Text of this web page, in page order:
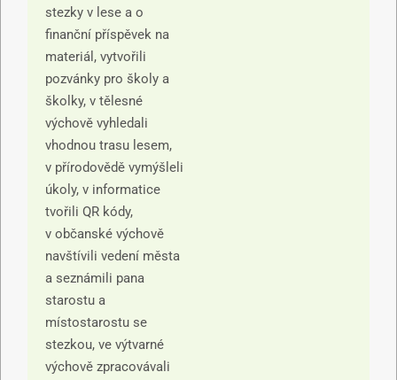
stezky v lese a o
finanční příspěvek na
materiál, vytvořili
pozvánky pro školy a
školky, v tělesné
výchově vyhledali
vhodnou trasu lesem,
v přírodovědě vymýšleli
úkoly, v informatice
tvořili QR kódy,
v občanské výchově
navštívili vedení města
a seznámili pana
starostu a
místostarostu se
stezkou, ve výtvarné
výchově zpracovávali